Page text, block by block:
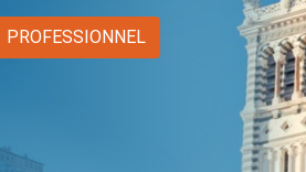
PROFESSIONNEL